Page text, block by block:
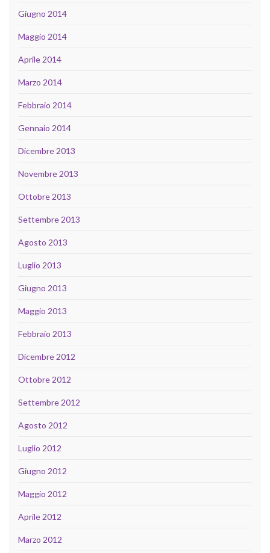
Giugno 2014
Maggio 2014
Aprile 2014
Marzo 2014
Febbraio 2014
Gennaio 2014
Dicembre 2013
Novembre 2013
Ottobre 2013
Settembre 2013
Agosto 2013
Luglio 2013
Giugno 2013
Maggio 2013
Febbraio 2013
Dicembre 2012
Ottobre 2012
Settembre 2012
Agosto 2012
Luglio 2012
Giugno 2012
Maggio 2012
Aprile 2012
Marzo 2012